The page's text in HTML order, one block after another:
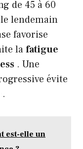
de 45 à 60
lendemain
favorise
lafatigue
. Une
évite
est-elle un